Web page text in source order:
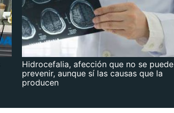
Hidrocefalia, afección que no se puede
prevenir, aunque sí las causas que la
producen